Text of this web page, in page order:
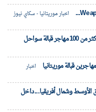
We
اخبار موريتانيا - سكاي نيوز
موريتانيا: انتشال 25 جثماناً وإنقاذ أكثر من 100 مهاجر قبالة سواحل
اخبار
الأوسط وشمال أفريقيا... داخل